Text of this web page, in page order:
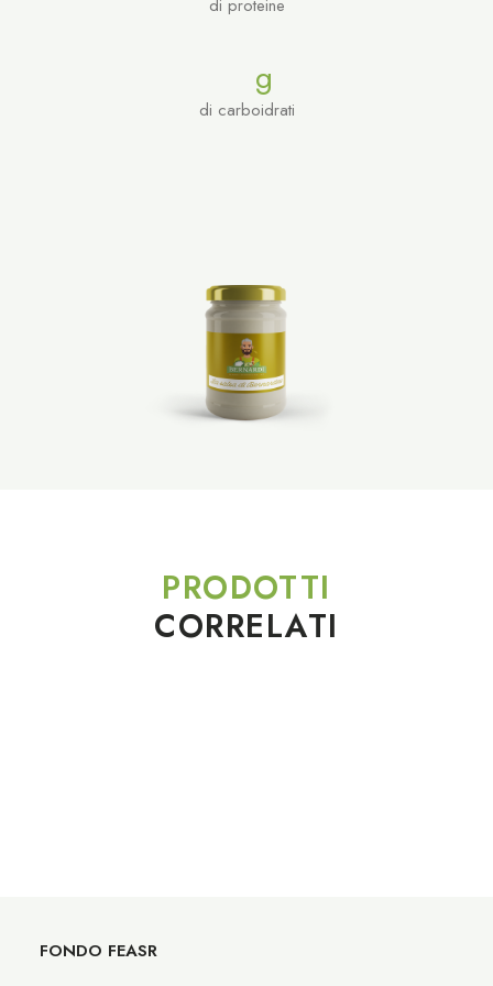
di proteine
g
di carboidrati
PRODOTTI
CORRELATI
FONDO FEASR